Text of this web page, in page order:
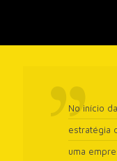
No início
estratégia
uma